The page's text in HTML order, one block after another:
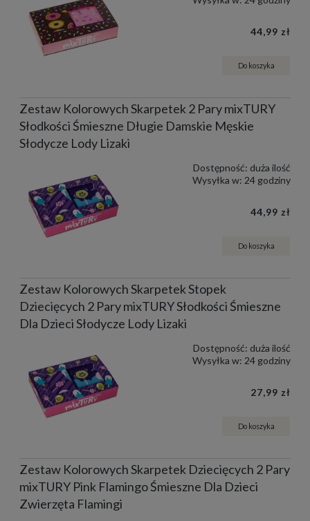
44,99 zł
Do koszyka
Zestaw Kolorowych Skarpetek 2 Pary mixTURY
Słodkości Śmieszne Długie Damskie Męskie
Słodycze Lody Lizaki
Dostępność: duża ilość
Wysyłka w: 24 godziny
44,99 zł
Do koszyka
Zestaw Kolorowych Skarpetek Stopek
Dziecięcych 2 Pary mixTURY Słodkości Śmieszne
Dla Dzieci Słodycze Lody Lizaki
Dostępność: duża ilość
Wysyłka w: 24 godziny
27,99 zł
Do koszyka
Zestaw Kolorowych Skarpetek Dziecięcych 2 Pary
mixTURY Pink Flamingo Śmieszne Dla Dzieci
Zwierzęta Flamingi